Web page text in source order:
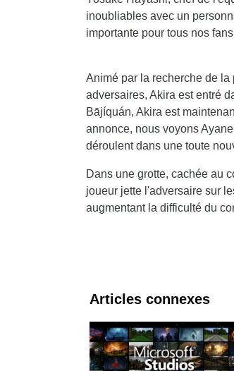
inoubliables avec un
importante pour tous nos
Animé par la recherche de
adversaires, Akira est entré
Bājíquán, Akira est
annonce, nous voyons
déroulent dans une toute
Dans une grotte, cachée au
joueur jette l'adversaire sur
augmentant la difficulté du
Articles connexes